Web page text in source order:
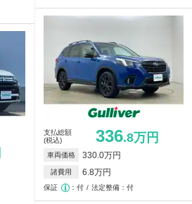
支払総額
(税込)
336.8万円
車両価格 330.0万円
諸費用 6.8万円
保証 付 法定整備：付